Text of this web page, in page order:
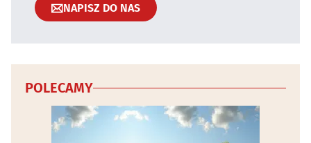
NAPISZ DO NAS
POLECAMY